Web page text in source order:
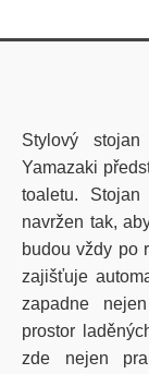
Stylový
Yamazaki
toaletu.
navržen tak,
budou vždy po
zajišťuje
zapadne
prostor
zde nejen